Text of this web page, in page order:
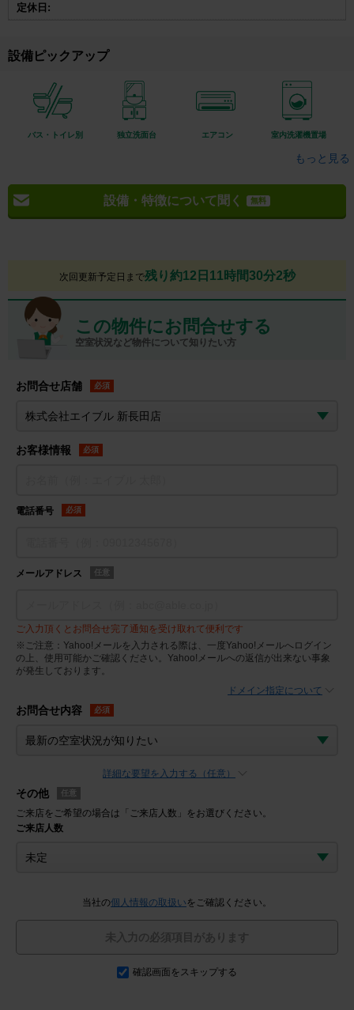
定休日:
設備ピックアップ
バス・トイレ別 独立洗面台 エアコン 室内洗濯機置場
もっと見る
設備・特徴について聞く 無料
次回更新予定日まで残り約12日11時間30分1秒
この物件にお問合せする
空室状況など物件について知りたい方
お問合せ店舗 必須
お客様情報 必須
電話番号 必須
メールアドレス 任意
ご入力頂くとお問合せ完了通知を受け取れて便利です
※ご注意：Yahoo!メールを入力される際は、一度Yahoo!メールへログイン
の上、使用可能かご確認ください。Yahoo!メールへの返信が出来ない事象
が発生しております。
ドメイン指定について
お問合せ内容 必須
詳細な要望を入力する（任意）
その他 任意
ご来店をご希望の場合は「ご来店人数」をお選びください。
ご来店人数
当社の個人情報の取扱い をご確認ください。
未入力の必須項目があります
確認画面をスキップする